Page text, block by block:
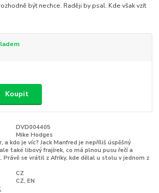
být nechce. Raději by psal. Kde však vzít
Koupit
DVD004405
Mike Hodges
a kdo je víc? Jack Manfred je nepříliš úspěšný
také libový frajírek, co má plnou pusu řečí a
Právě se vrátil z Afriky, kde dělal u stolu v jednom z
CZ
CZ, EN